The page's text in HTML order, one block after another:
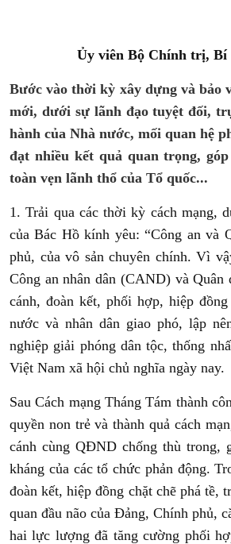
Ủy viên Bộ Chính trị, Bí
Bước vào thời kỳ xây dựng và bảo
mới, dưới sự lãnh đạo tuyệt đối,
hành của Nhà nước, mối quan hệ
đạt nhiều kết quả quan trọng,
toàn vẹn lãnh thổ của Tổ quốc...
1. Trải qua các thời kỳ cách mạng,
của Bác Hồ kính yêu: “Công an và
phủ, của vô sản chuyên chính. Vì
Công an nhân dân (CAND) và
cánh, đoàn kết, phối hợp, hiệp
nước và nhân dân giao phó, lập
nghiệp giải phóng dân tộc, thống
Việt Nam xã hội chủ nghĩa ngày nay.
Sau Cách mạng Tháng Tám thành
quyền non trẻ và thành quả cách
cánh cùng QĐND chống thù trong,
kháng của các tổ chức phản động.
đoàn kết, hiệp đồng chặt chẽ phá tề,
quan đầu não của Đảng, Chính phủ,
hai lực lượng đã tăng cường phối